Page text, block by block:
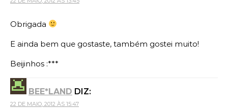
Obrigada
E ainda bem que gostaste, também gostei muito!
Beijinhos :***
BEE*LAND DIZ:
22 DE MAIO, 2012 ÀS 15:47